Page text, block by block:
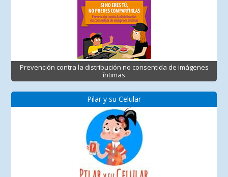
Prevención contra la distribución no consentida de imágenes
íntimas
Pilar y su Celular